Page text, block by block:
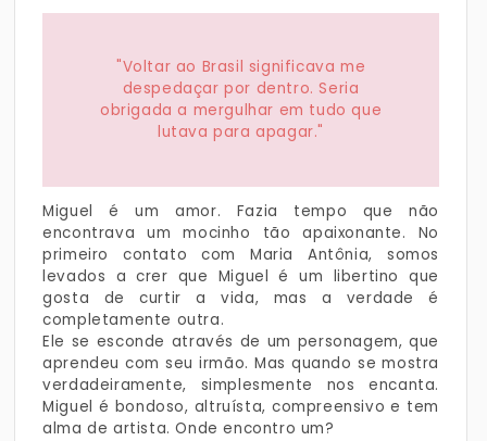
"Voltar ao Brasil significava me
despedaçar por dentro. Seria
obrigada a mergulhar em tudo que
lutava para apagar."
Miguel é um amor. Fazia tempo que não
encontrava um mocinho tão apaixonante. No
primeiro contato com Maria Antônia, somos
levados a crer que Miguel é um libertino que
gosta de curtir a vida, mas a verdade é
completamente outra.
Ele se esconde através de um personagem, que
aprendeu com seu irmão. Mas quando se mostra
verdadeiramente, simplesmente nos encanta.
Miguel é bondoso, altruísta, compreensivo e tem
alma de artista. Onde encontro um?